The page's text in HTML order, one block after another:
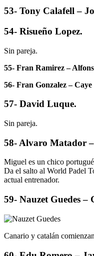
53- Tony Calafell –
54- Risueño Lopez.
Sin pareja.
55- Fran Ramirez –
56- Fran Gonzalez –
57- David Luque.
Sin pareja.
58- Alvaro Matador
Miguel es un chico
Da el salto al World Padel
actual entrenador.
59- Nauzet Guedes –
Canario y catalán